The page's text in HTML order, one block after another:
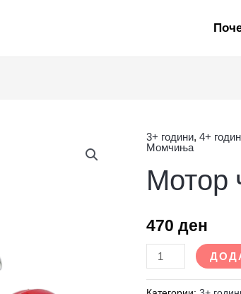
3+ години,4+
Момчиња
Мотор
470ден
Мотор
количина